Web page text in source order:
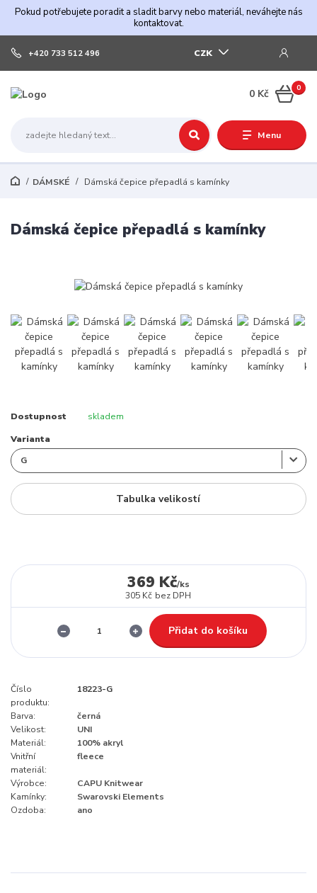
Pokud potřebujete poradit a sladit barvy nebo materiál, neváhejte nás
kontaktovat.
Menu
CZK
+420 733 512 496
0
0 Kč
DÁMSKÉ Dámská čepice přepadlá s kamínky
Dámská čepice přepadlá s kamínky
Dostupnost skladem
Varianta
Tabulka velikostí
369 Kč/ks
305 Kč bez DPH
Přidat do košíku
Číslo
produktu:
18223-G
Barva:
černá
Velikost:
UNI
Materiál:
100% akryl
Vnitřní
materiál:
fleece
Výrobce:
CAPU Knitwear
Kamínky:
Swarovski Elements
Ozdoba:
ano